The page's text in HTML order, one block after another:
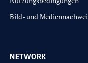
Bild- und
NETWORK